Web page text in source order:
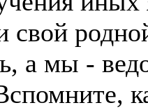
свой
а мы -